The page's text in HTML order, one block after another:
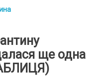
ще одна